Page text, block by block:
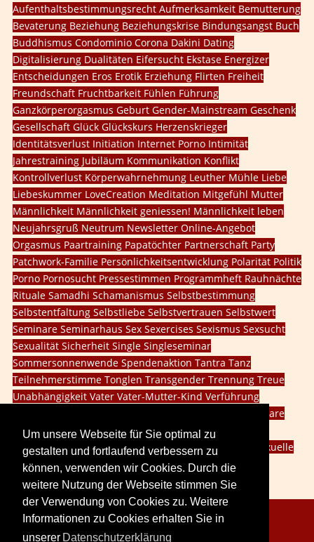
Um unsere Webseite für Sie optimal zu
gestalten und fortlaufend verbessern zu
können, verwenden wir Cookies. Durch die
weitere Nutzung der Webseite stimmen Sie
der Verwendung von Cookies zu. Weitere
Informationen zu Cookies erhalten Sie in
unserer Datenschutzerklärung
Aufenthaltsbestimmungsrecht Aufmerksamkeit Bemutterung
Bevaterung Beziehung Beziehungskrise Bindungsangst Buch
Buddhismus Condominio Corona Dakini Dating
Digitalisierung Dualitäten Eifersucht Ekstase Energizer
Entscheidungen Eros Erotik Erziehung Flirten Freiheit
Freundschaft Fruchtbarkeit Fühlen Führung
Ganzkörperorgasmus Geburt Gender-Mainstream Geschenk
Gesellschaft Glück Glückskurs Herzenskrieger
Identitätsverlust Initiation Internet Porno Intimität
Jahrestraining Jubiläum Kommunikation Konflikt
Kontrollverlust Körperwahrnehmung Leuther Mühle Liebe
Liebeskummer LoveCreation Meditation Mitgefühl Mutter
Männlichkeit Männlichkeit geniessen! Männlichkeit leben
Neujahrsgruß Neutrum Newsletter Online-Angebot
Orgasmus Paartraining Papatöchter Partnerschaft Party
Patchwork-Familie Persönlichkeitsentwicklung Polarität Politik
Porno Pornosucht Pressestimmen Programmheft Rauhnächte
Rituale Samadhi Schamanismus Selbstbestimmung
Selbstentfaltung Selbstliebe Selbstvertrauen Selbstwert
Seminare Seminarhaus Sex Sexercises Sexismus Sexsucht
Sexualität Sicherheit Single Singleseminar
Sommersonnenwende Spendenaktion Tantra Tanz
Teilnehmerstimme Tonglen Transgender Trennung Treue
Unabhängigkeit Vater Vater-Mutter-Kind Verführung
Webinare
WeiblichkeitWeiblichkeit lebenWillensschulung
Wintersonnenwendedritte Geschlechtinnere Kind
sexuelle
Problemesocial media